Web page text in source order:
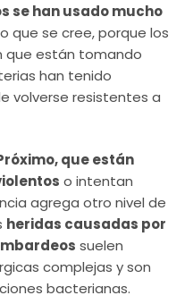
se han usado mucho
que se cree, porque los
que están tomando
han tenido
volverse resistentes a
que están
o intentan
agrega otro nivel de
heridas causadas por
suelen
complejas y son
bacterianas.